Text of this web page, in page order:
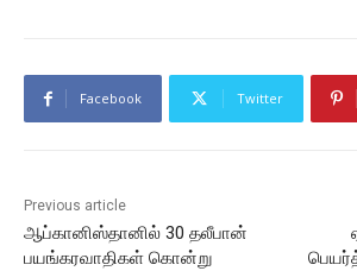
Facebook Twitter
Previous article
ஆப்கானிஸ்தானில் 30 தலீபான்
பயங்கரவாதிகள் கொன்று